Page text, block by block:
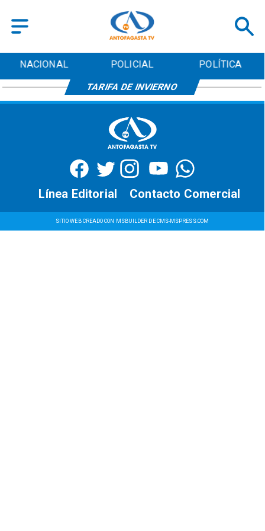
NACIONAL POLICIAL POLÍTICA
TARIFA DE INVIERNO
SITIO WEB CREADO CON MSBUILDER DE CMS-MSPRESS.COM
Contacto Comercial
Línea Editorial